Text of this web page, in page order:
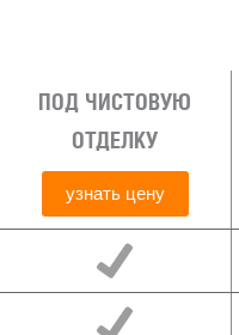
ПОД ЧИСТОВУЮ
ОТДЕЛКУ
узнать цену